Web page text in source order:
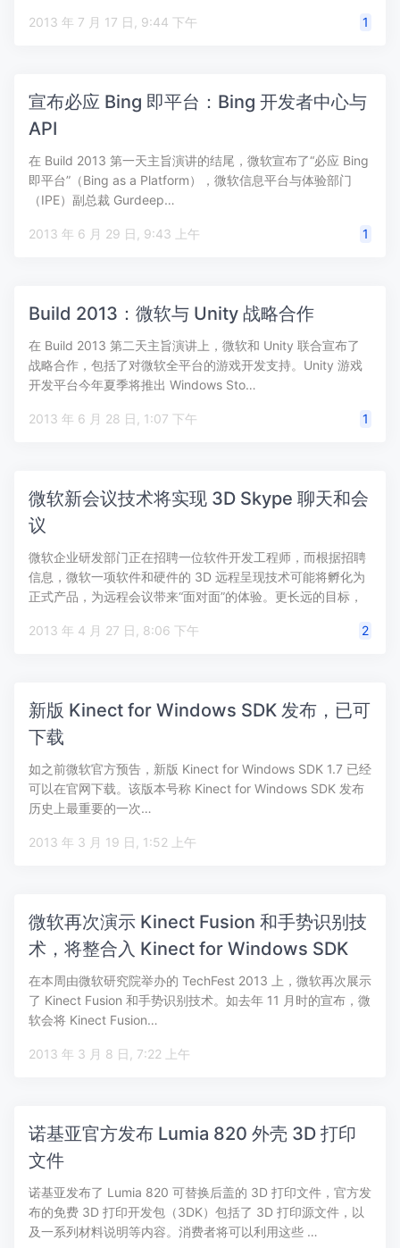
2013 年 7 月 17 日, 9:44 下午 1
宣布必应 Bing 即平台：Bing 开发者中心与
API
在 Build 2013 第一天主旨演讲的结尾，微软宣布了“必应 Bing
即平台”（Bing as a Platform），微软信息平台与体验部门
（IPE）副总裁 Gurdeep…
2013 年 6 月 29 日, 9:43 上午 1
Build 2013：微软与 Unity 战略合作
在 Build 2013 第二天主旨演讲上，微软和 Unity 联合宣布了
战略合作，包括了对微软全平台的游戏开发支持。Unity 游戏
开发平台今年夏季将推出 Windows Sto…
2013 年 6 月 28 日, 1:07 下午 1
微软新会议技术将实现 3D Skype 聊天和会
议
微软企业研发部门正在招聘一位软件开发工程师，而根据招聘
信息，微软一项软件和硬件的 3D 远程呈现技术可能将孵化为
正式产品，为远程会议带来“面对面”的体验。更长远的目标，
2013 年 4 月 27 日, 8:06 下午
2
新版 Kinect for Windows SDK 发布，已可
下载
如之前微软官方预告，新版 Kinect for Windows SDK 1.7 已经
可以在官网下载。该版本号称 Kinect for Windows SDK 发布
历史上最重要的一次…
2013 年 3 月 19 日, 1:52 上午
微软再次演示 Kinect Fusion 和手势识别技
术，将整合入 Kinect for Windows SDK
在本周由微软研究院举办的 TechFest 2013 上，微软再次展示
了 Kinect Fusion 和手势识别技术。如去年 11 月时的宣布，微
软会将 Kinect Fusion…
2013 年 3 月 8 日, 7:22 上午
诺基亚官方发布 Lumia 820 外壳 3D 打印
文件
诺基亚发布了 Lumia 820 可替换后盖的 3D 打印文件，官方发
布的免费 3D 打印开发包（3DK）包括了 3D 打印源文件，以
及一系列材料说明等内容。消费者将可以利用这些 …